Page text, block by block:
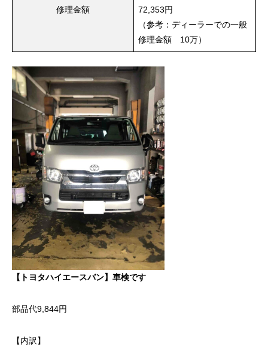
修理金額
72,353円
（参考：ディーラーでの一般
修理金額 10万）
【トヨタハイエースバン】車検です
部品代9,844円
【内訳】